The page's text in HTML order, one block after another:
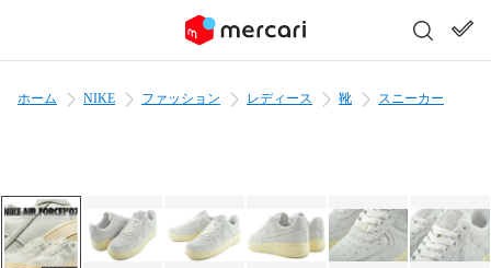
ホーム NIKE ファッション レディース 靴 スニーカー